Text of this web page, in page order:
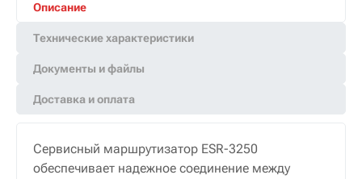
Описание
Технические характеристики
Документы и файлы
Доставка и оплата
Сервисный маршрутизатор ESR-3250
обеспечивает надежное соединение между